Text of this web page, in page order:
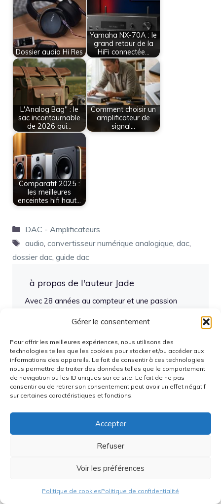
Gérer le consentement
Pour offrir les meilleures expériences, nous utilisons des
technologies telles que les cookies pour stocker et/ou accéder aux
informations des appareils. Le fait de consentir à ces technologies
nous permettra de traiter des données telles que le comportement
de navigation ou les ID uniques sur ce site. Le fait de ne pas
consentir ou de retirer son consentement peut avoir un effet négatif
sur certaines caractéristiques et fonctions.
Accepter
Refuser
Voir les préférences
Politique de cookiesPolitique de confidentialité
Dossier audio Hi Res
Yamaha NX-70A : le
grand retour de la
HiFi connectée…
L'Analog Bag" : le
sac incontournable
de 2026 qui…
Comment choisir un
amplificateur de
signal…
Comparatif 2025 :
les meilleures
enceintes hifi haut…
Catégories
DAC - Amplificateurs
Étiquettes
audio, convertisseur numérique analogique, dac,
dossier dac, guide dac
à propos de l'auteur Jade
Avec 28 années au compteur et une passion
technologie, l’informatique et le hardware, je
partager mes découvertes. Toujours curieuse des
nouveautés, je ne refuse jamais un bon challenge
technique ou une discussion sur les tendances
high-tech !
et dépannage